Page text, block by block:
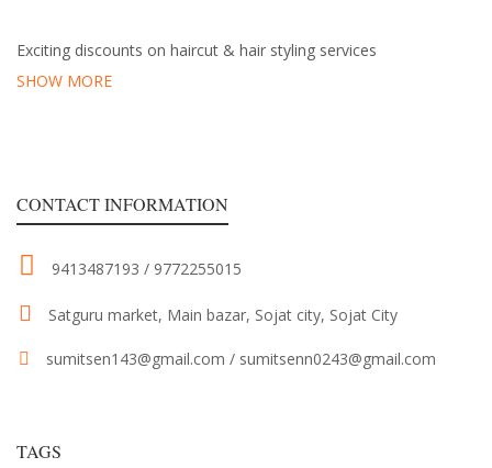
Exciting discounts on haircut & hair styling services
SHOW MORE
CONTACT INFORMATION
9413487193 / 9772255015
Satguru market, Main bazar, Sojat city, Sojat City
sumitsen143@gmail.com / sumitsenn0243@gmail.com
TAGS